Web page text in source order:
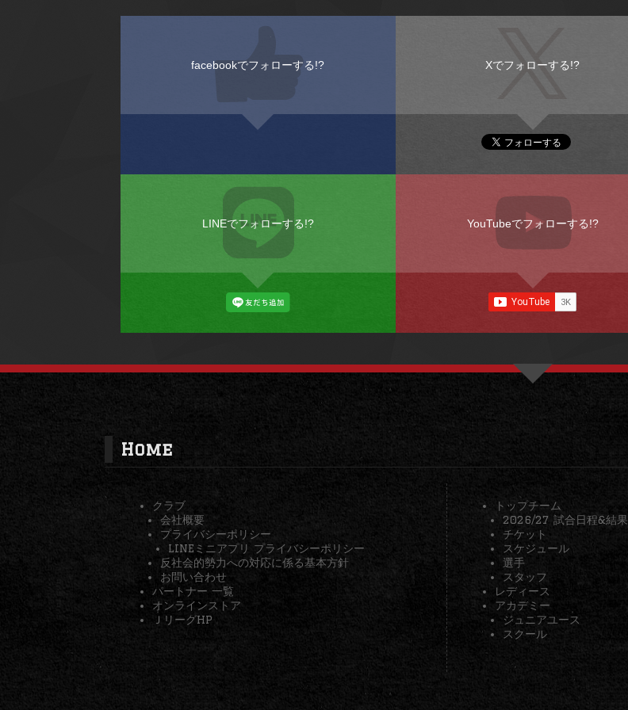
facebookでフォローする!? Xでフォローする!?
LINEでフォローする!? YouTubeでフォローする!?
Home
クラブ
会社概要
プライバシーポリシー
LINEミニアプリ プライバシーポリシー
反社会的勢力への対応に係る基本方針
お問い合わせ
パートナー 一覧
オンラインストア
ＪリーグHP
トップチーム
2026/27 試合日程&結果
チケット
スケジュール
選手
スタッフ
レディース
アカデミー
ジュニアユース
スクール